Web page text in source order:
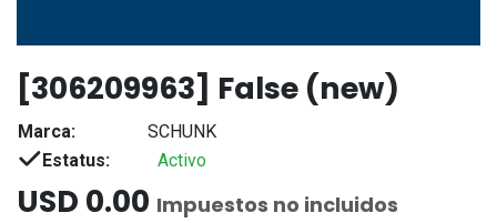
[306209963] False (new)
Marca:
SCHUNK
Estatus:
Activo
USD 0.00 Impuestos no incluidos